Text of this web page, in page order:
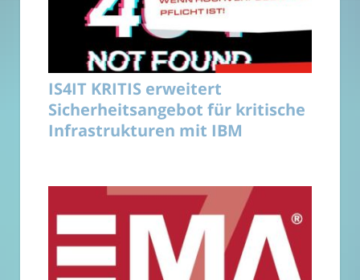
IS4IT KRITIS erweitert
Sicherheitsangebot für kritische
Infrastrukturen mit IBM